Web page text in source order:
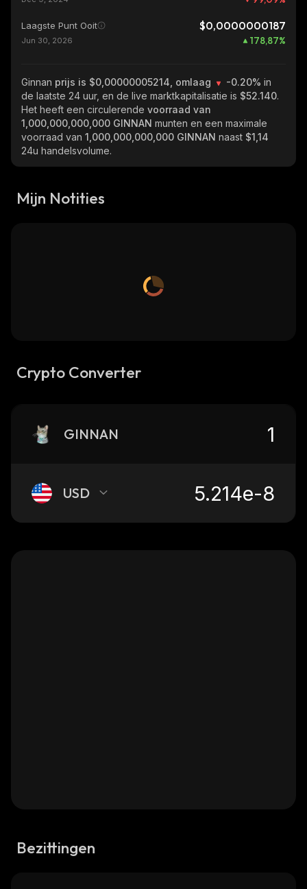
Laagste Punt Ooit $0,0000000187
Jun 30, 2026 178,87%
Ginnan prijs is $0,00000005214, omlaag -0.20% in
de laatste 24 uur, en de live marktkapitalisatie is $52.140.
Het heeft een circulerende voorraad van
1,000,000,000,000 GINNAN munten en een maximale
voorraad van 1,000,000,000,000 GINNAN naast $1,14
24u handelsvolume.
Mijn Notities
Crypto Converter
GINNAN
USD
Bezittingen